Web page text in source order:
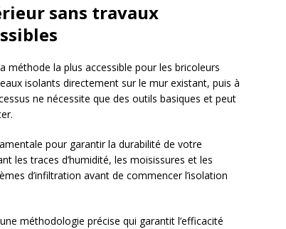
sans travaux
méthode la plus accessible pour les bricoleurs
isolants directement sur le mur existant, puis à
ne nécessite que des outils basiques et peut
pour garantir la durabilité de votre
les traces d’humidité, les moisissures et les
d’infiltration avant de commencer l’isolation
méthodologie précise qui garantit l’efficacité